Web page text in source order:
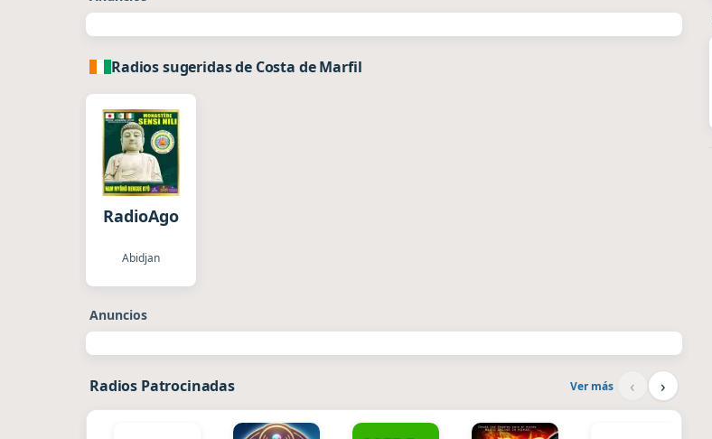
Radios sugeridas de Costa de Marfil
RadioAgonshu
Abidjan
Anuncios
Radios Patrocinadas Ver más ‹ ›